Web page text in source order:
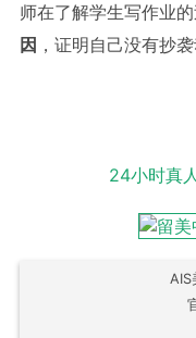
师在了解学生写作业
因 ，证明自己没有抄
24小时真
AIS